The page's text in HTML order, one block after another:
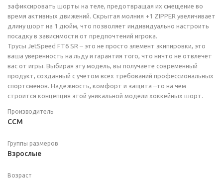
зафиксировать шорты на теле, предотвращая их смещение во
время активных движений. Скрытая молния +1 ZIPPER увеличивает
длину шорт на 1 дюйм, что позволяет индивидуально настроить
посадку в зависимости от предпочтений игрока.
Трусы JetSpeed FT6 SR – это не просто элемент экипировки, это
ваша уверенность на льду и гарантия того, что ничто не отвлечет
вас от игры. Выбирая эту модель, вы получаете современный
продукт, созданный с учетом всех требований профессиональных
спортсменов. Надежность, комфорт и защита –то на чем
строится концепция этой уникальной модели хоккейных шорт.
Производитель
CCM
Группы размеров
Взрослые
Возраст